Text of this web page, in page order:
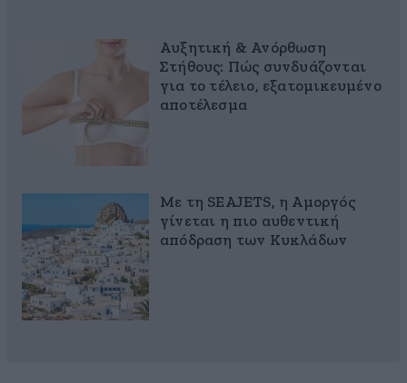
Αυξητική & Ανόρθωση
Στήθους: Πώς συνδυάζονται
για το τέλειο, εξατομικευμένο
αποτέλεσμα
Με τη SEAJETS, η Αμοργός
γίνεται η πιο αυθεντική
απόδραση των Κυκλάδων